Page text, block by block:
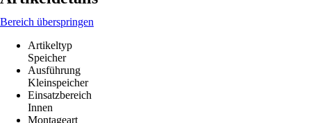
Bereich überspringen
Artikeltyp
Speicher
Ausführung
Kleinspeicher
Einsatzbereich
Innen
Montageart